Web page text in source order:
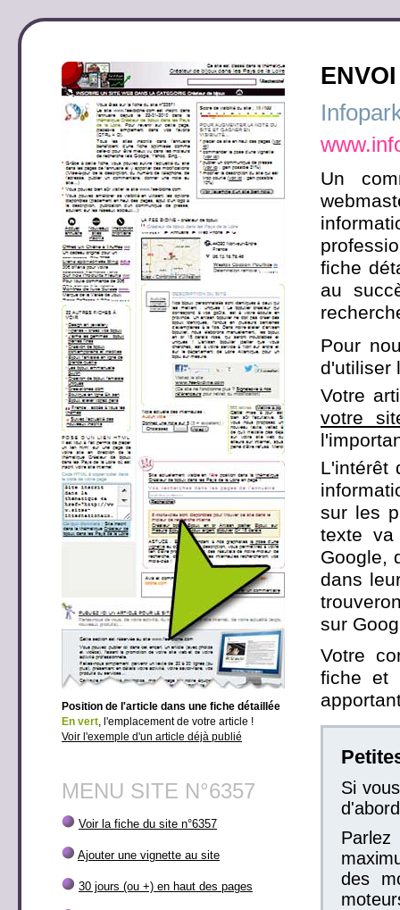
Position de l'article dans une fiche détaillée
En vert, l'emplacement de votre article !
Voir l'exemple d'un article déjà publié
MENU SITE N°6357
Voir la fiche du site n°6357
Ajouter une vignette au site
30 jours (ou +) en haut des pages
Un
fiche
au
Pour
d'utiliser
Votre
votre
L'intérêt
sur les
texte va
Google,
dans
sur
Votre
fiche et
Si
des